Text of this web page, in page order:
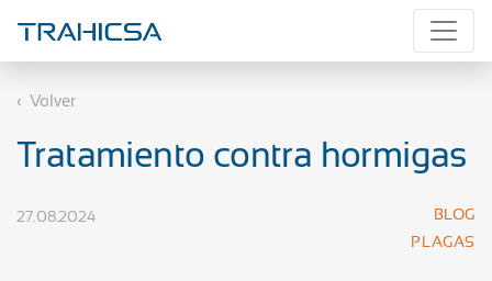
Volver
Tratamiento contra hormigas
27.08.2024
BLOG
PLAGAS